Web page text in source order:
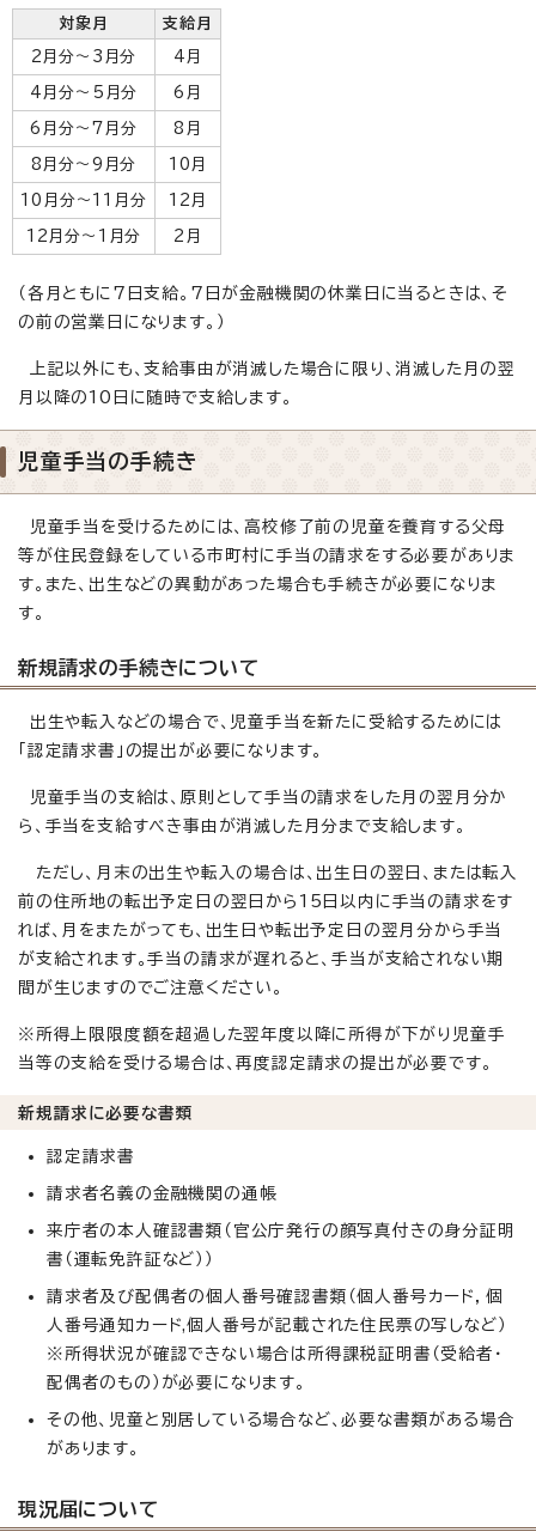
対象月 支給月
2月分～3月分 4月
4月分～5月分 6月
6月分～7月分 8月
8月分～9月分 10月
10月分～11月分 12月
12月分～1月分 2月
（各月ともに7日支給。7日が金融機関の休業日に当るときは、そ
の前の営業日になります。）
上記以外にも、支給事由が消滅した場合に限り、消滅した月の翌
月以降の10日に随時で支給します。
児童手当の手続き
児童手当を受けるためには、高校修了前の児童を養育する父母
等が住民登録をしている市町村に手当の請求をする必要がありま
す。また、出生などの異動があった場合も手続きが必要になりま
す。
新規請求の手続きについて
出生や転入などの場合で、児童手当を新たに受給するためには
「認定請求書」の提出が必要になります。
児童手当の支給は、原則として手当の請求をした月の翌月分か
ら、手当を支給すべき事由が消滅した月分まで支給します。
ただし、月末の出生や転入の場合は、出生日の翌日、または転入
前の住所地の転出予定日の翌日から15日以内に手当の請求をす
れば、月をまたがっても、出生日や転出予定日の翌月分から手当
が支給されます。手当の請求が遅れると、手当が支給されない期
間が生じますのでご注意ください。
※所得上限限度額を超過した翌年度以降に所得が下がり児童手
当等の支給を受ける場合は、再度認定請求の提出が必要です。
新規請求に必要な書類
認定請求書
請求者名義の金融機関の通帳
来庁者の本人確認書類（官公庁発行の顔写真付きの身分証明
書（運転免許証など））
請求者及び配偶者の個人番号確認書類（個人番号カード，個
人番号通知カード,個人番号が記載された住民票の写しなど）
※所得状況が確認できない場合は所得課税証明書（受給者・
配偶者のもの）が必要になります。
その他、児童と別居している場合など、必要な書類がある場合
があります。
現況届について